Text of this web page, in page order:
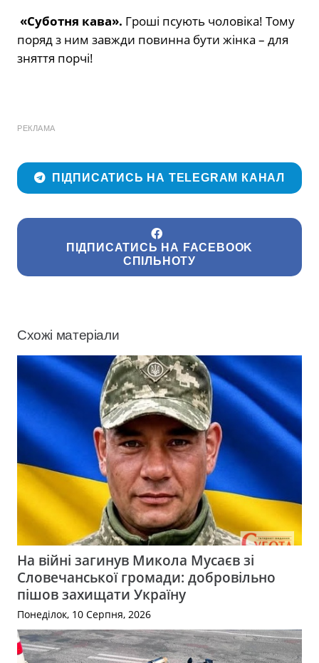
«Суботня кава». Гроші псують чоловіка! Тому
поряд з ним завжди повинна бути жінка – для
зняття порчі!
РЕКЛАМА
ПІДПИСАТИСЬ НА TELEGRAM КАНАЛ
ПІДПИСАТИСЬ НА FACEBOOK
СПІЛЬНОТУ
Схожі матеріали
На війні загинув Микола Мусаєв зі
Словечанської громади: добровільно
пішов захищати Україну
Понеділок, 10 Серпня, 2026